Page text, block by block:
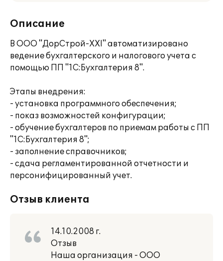
Описание
В ООО "ДорСтрой-ХХI" автоматизировано
ведение бухгалтерского и налогового учета с
помощью ПП "1С:Бухгалтерия 8".
Этапы внедрения:
- установка программного обеспечения;
- показ возможностей конфигурации;
- обучение бухгалтеров по приемам работы с ПП
"1С:Бухгалтерия 8";
- заполнение справочников;
- сдача регламентированной отчетности и
персонифицированный учет.
Отзыв клиента
14.10.2008 г.
Отзыв
Наша организация - ООО